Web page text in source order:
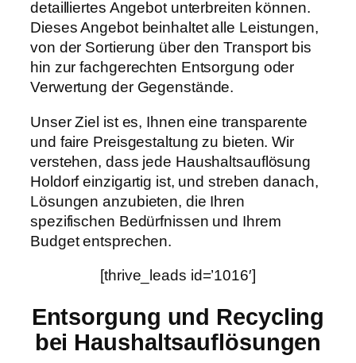
detailliertes Angebot unterbreiten können.
Dieses Angebot beinhaltet alle Leistungen,
von der Sortierung über den Transport bis
hin zur fachgerechten Entsorgung oder
Verwertung der Gegenstände.
Unser Ziel ist es, Ihnen eine transparente
und faire Preisgestaltung zu bieten. Wir
verstehen, dass jede Haushaltsauflösung
Holdorf einzigartig ist, und streben danach,
Lösungen anzubieten, die Ihren
spezifischen Bedürfnissen und Ihrem
Budget entsprechen.
[thrive_leads id=’1016′]
Entsorgung und Recycling
bei Haushaltsauflösungen